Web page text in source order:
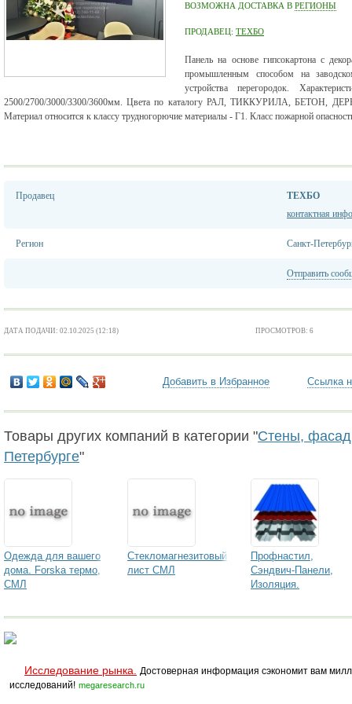
ВОЗМОЖНА ДОСТАВКА В РЕГИОНЫ
ПРОДАВЕЦ: ТЕХБО
Панель на основе гипсокартона с
промышленным способом на
устройства перегородок.
2500/2700/3000/3300/3600мм. Цвета по каталогу РАЛ, ТИККУРИЛА, БЕТОН,
Материал относится к классу трудногорючие материалы - Г1. Класс пожарной
Продавец
ТЕХБО
контактная
Регион Санкт-
Отправить
ДАТА ПОДАЧИ: 02.10.2025 (12:18) ПРОСМОТРОВ: 6
Добавить в Избранное Ссылка
Товары других компаний в категории "Стены,
Петербурге"
Одежда для вашего
дома. Forska термо,
СМЛ
Стекломагнезитовый
лист СМЛ
Профнастил,
Сэндвич-Панели,
Изоляция.
Исследование рынка.
Достоверная информация сэкономит вам
исследований! megaresearch.ru